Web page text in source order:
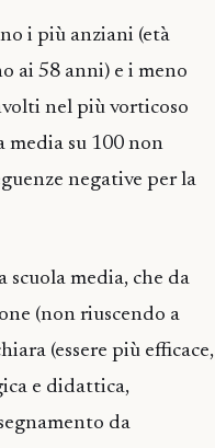
i più anziani (età
ai 58 anni) e i meno
nel più vorticoso
su 100 non
negative per la
media, che da
(non riuscendo a
(essere più efficace,
e didattica,
da